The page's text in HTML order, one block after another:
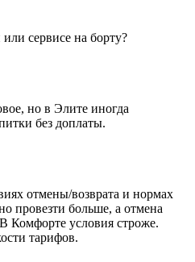
сервисе на борту?
но в Элите иногда
без доплаты.
отмены/возврата и нормах
провезти больше, а отмена
Комфорте условия строже.
тарифов.